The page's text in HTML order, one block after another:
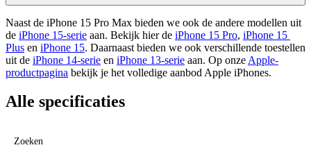
Naast de iPhone 15 Pro Max bieden we ook de andere modellen uit
de iPhone 15-serie aan. Bekijk hier de iPhone 15 Pro, iPhone 15
Plus en iPhone 15. Daarnaast bieden we ook verschillende toestellen
uit de iPhone 14-serie en iPhone 13-serie aan. Op onze Apple-
productpagina bekijk je het volledige aanbod Apple iPhones.
Alle specificaties
Zoeken